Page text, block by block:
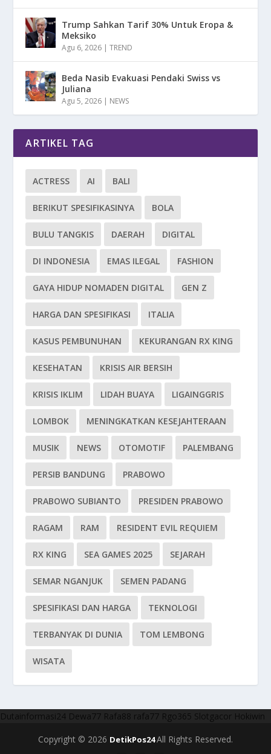
Trump Sahkan Tarif 30% Untuk Eropa &
Meksiko
Agu 6, 2026 |TREND
Beda Nasib Evakuasi Pendaki Swiss vs
Juliana
Agu 5, 2026 | NEWS
ARTIKEL TAG
ACTRESS AI BALI
BERIKUT SPESIFIKASINYA BOLA
BULU TANGKIS DAERAH DIGITAL
DI INDONESIA EMAS ILEGAL FASHION
GAYA HIDUP NOMADEN DIGITAL GEN Z
HARGA DAN SPESIFIKASI ITALIA
KASUS PEMBUNUHAN KEKURANGAN RX KING
KESEHATAN KRISIS AIR BERSIH
KRISIS IKLIM LIDAH BUAYA LIGAINGGRIS
LOMBOK MENINGKATKAN KESEJAHTERAAN
MUSIK NEWS OTOMOTIF PALEMBANG
PERSIB BANDUNG PRABOWO
PRABOWO SUBIANTO PRESIDEN PRABOWO
RAGAM RAM RESIDENT EVIL REQUIEM
RX KING SEA GAMES 2025 SEJARAH
SEMAR NGANJUK SEMEN PADANG
SPESIFIKASI DAN HARGA TEKNOLOGI
TERBANYAK DI DUNIA TOM LEMBONG
WISATA
Dutainformasi24 Dewa77 Rafa88 rafa77 Rgo365 Slotgacor Hokiwin
Copyright © 2026 DetikPos24All Rights Reserved.